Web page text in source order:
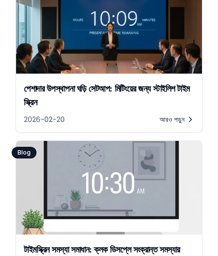
পেশাদার উপস্থাপনা ঘড়ি সেটআপ: মিটিংয়ের জন্য স্টাইলিশ টাইম
স্ক্রিন
2026-02-20 আরও পড়ুন
Blog
টাইমস্ক্রিন সমস্যা সমাধান: ক্লক ডিসপ্লে সংক্রান্ত সমস্যার